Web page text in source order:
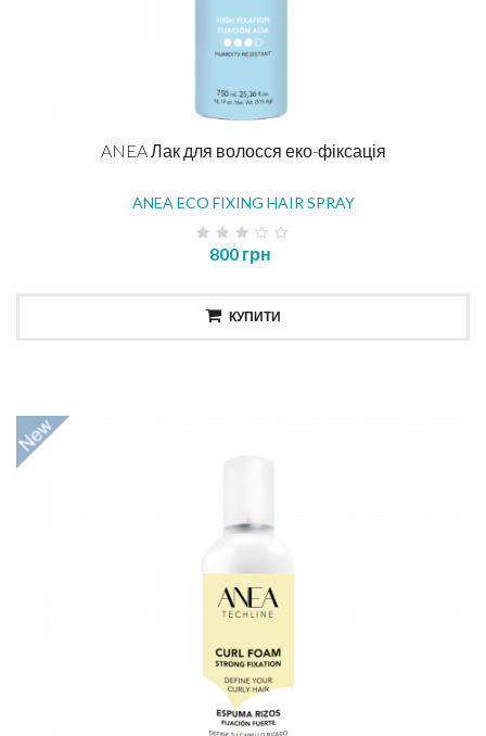
ANEA Лак для волосся еко-фіксація
ANEA ECO FIXING HAIR SPRAY
800 грн
КУПИТИ